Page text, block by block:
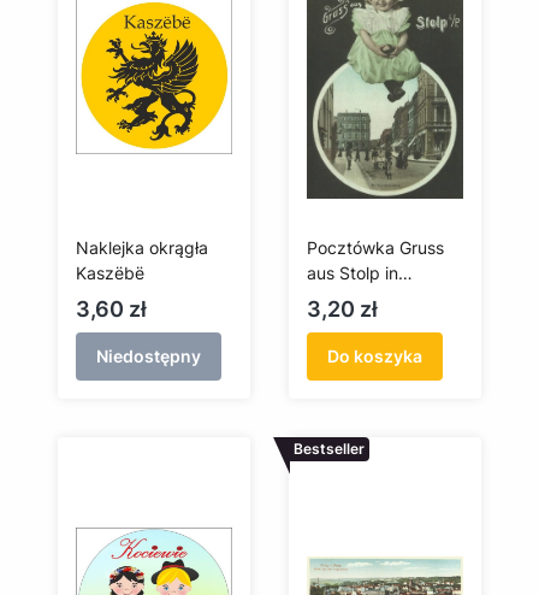
Naklejka okrągła
Kaszëbë
Cena
3,60 zł
Niedostępny
Pocztówka Gruss
aus Stolp in
Pommern.
Holzentorstrasse /
Pozdrowienia ze
Słupska na
Cena
3,20 zł
Do koszyka
Bestseller